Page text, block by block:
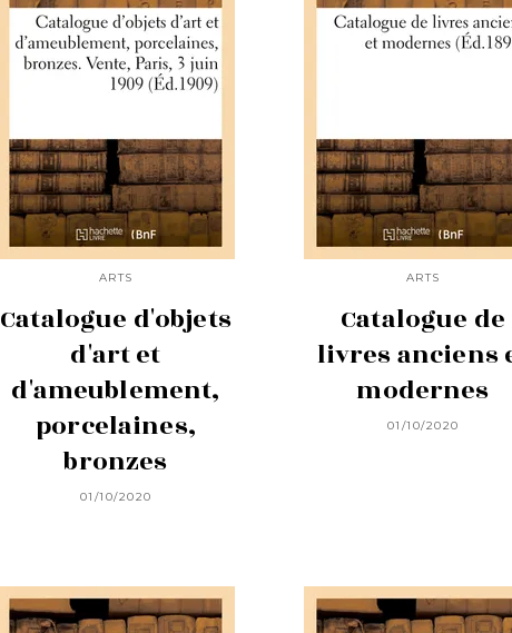
ARTS
Catalogue d'objets
d'art et
d'ameublement,
porcelaines,
bronzes
01/10/2020
ARTS
Catalogue de
livres anciens
modernes
01/10/2020